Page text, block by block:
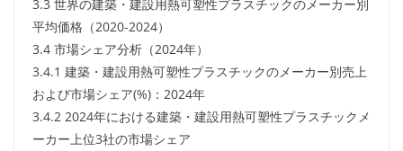
3.3 世界の建築・建設用熱可塑性プラスチックのメーカー別
平均価格（2020-2024）
3.4 市場シェア分析（2024年）
3.4.1 建築・建設用熱可塑性プラスチックのメーカー別売上
および市場シェア(%)：2024年
3.4.2 2024年における建築・建設用熱可塑性プラスチックメ
ーカー上位3社の市場シェア